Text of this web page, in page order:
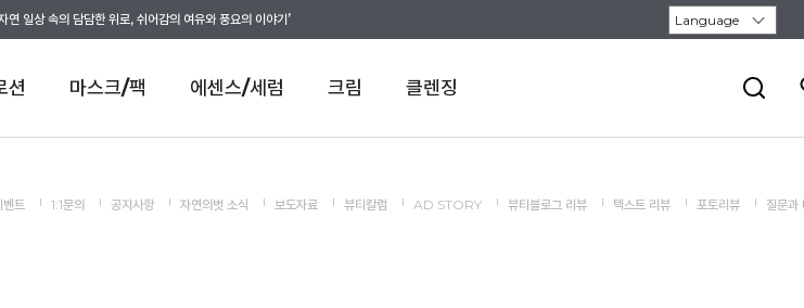
연 일상 속의 담담한 위로, 쉬어감의 여유와 풍요의 이야기’
션 마스크/팩 에센스/세럼 크림 클렌징
벤트 1:1문의 공지사항 자연의벗 소식 보도자료 뷰티칼럼 AD STORY 뷰티블로그 리뷰 텍스트 리뷰 포토리뷰 질문과